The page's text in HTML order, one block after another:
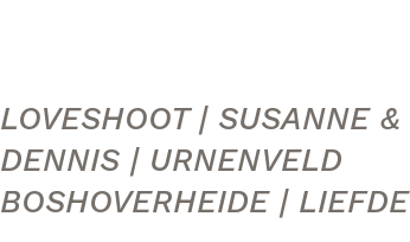
LOVESHOOT | SUSANNE &
DENNIS | URNENVELD
BOSHOVERHEIDE | LIEFDE